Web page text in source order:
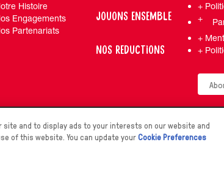
Histoire
Engagements
Partenariats
JOUONS ENSEMBLE
NOS REDUCTIONS
and to display ads to your interests on our website and
of this website. You can update yourCookie Preferences